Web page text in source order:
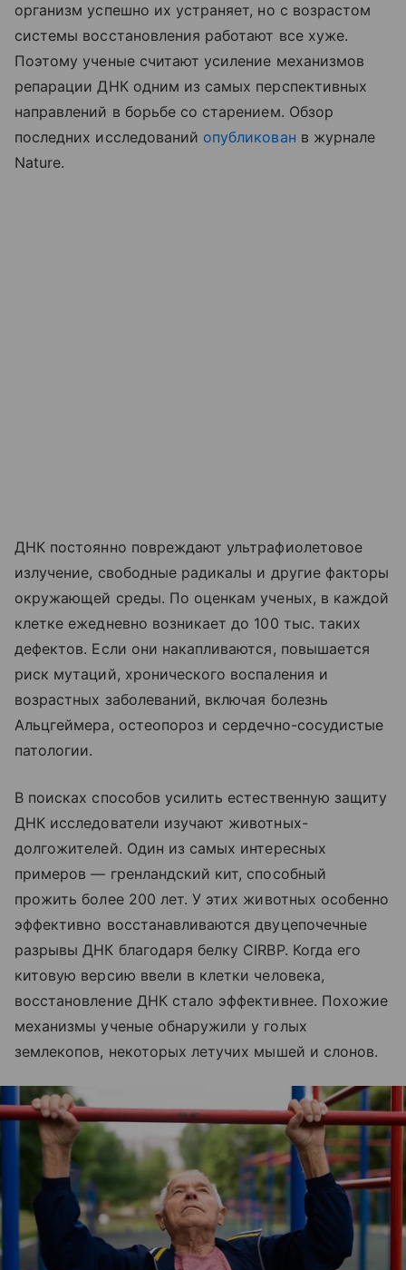
организм успешно их устраняет, но с возрастом
системы восстановления работают все хуже.
Поэтому ученые считают усиление механизмов
репарации ДНК одним из самых перспективных
направлений в борьбе со старением. Обзор
последних исследований опубликован в журнале
Nature.
ДНК постоянно повреждают ультрафиолетовое
излучение, свободные радикалы и другие факторы
окружающей среды. По оценкам ученых, в каждой
клетке ежедневно возникает до 100 тыс. таких
дефектов. Если они накапливаются, повышается
риск мутаций, хронического воспаления и
возрастных заболеваний, включая болезнь
Альцгеймера, остеопороз и сердечно-сосудистые
патологии.
В поисках способов усилить естественную защиту
ДНК исследователи изучают животных-
долгожителей. Один из самых интересных
примеров — гренландский кит, способный
прожить более 200 лет. У этих животных особенно
эффективно восстанавливаются двуцепочечные
разрывы ДНК благодаря белку CIRBP. Когда его
китовую версию ввели в клетки человека,
восстановление ДНК стало эффективнее. Похожие
механизмы ученые обнаружили у голых
землекопов, некоторых летучих мышей и слонов.